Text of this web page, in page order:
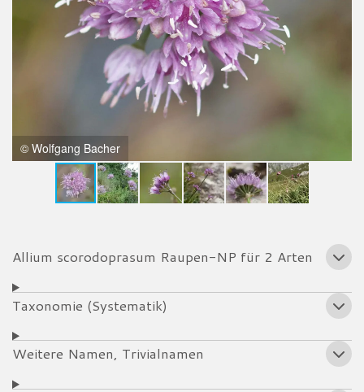
© Wolfgang Bacher
Allium scorodoprasum Raupen-NP für 2 Arten
Taxonomie (Systematik)
Weitere Namen, Trivialnamen